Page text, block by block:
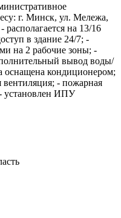
г. Минск, ул. Мележа,
на 13/16
в здание 24/7; -
на 2 рабочие зоны; -
вывод воды/
оснащена кондиционером;
- пожарная
- установлен ИПУ